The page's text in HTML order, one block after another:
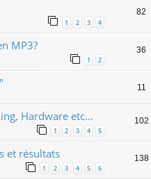
1 2 3 4
82
MP3?
1 2
36
11
Hardware etc...
1 2 3 4 5
102
et résultats
1 2 3 4 5 6
138